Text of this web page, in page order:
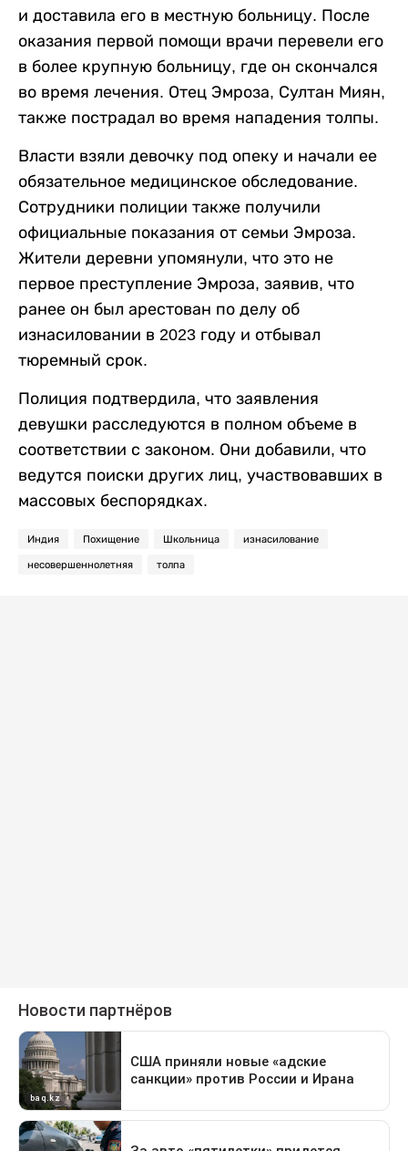
и доставила его в местную больницу. После
оказания первой помощи врачи перевели его
в более крупную больницу, где он скончался
во время лечения. Отец Эмроза, Султан Миян,
также пострадал во время нападения толпы.
Власти взяли девочку под опеку и начали ее
обязательное медицинское обследование.
Сотрудники полиции также получили
официальные показания от семьи Эмроза.
Жители деревни упомянули, что это не
первое преступление Эмроза, заявив, что
ранее он был арестован по делу об
изнасиловании в 2023 году и отбывал
тюремный срок.
Полиция подтвердила, что заявления
девушки расследуются в полном объеме в
соответствии с законом. Они добавили, что
ведутся поиски других лиц, участвовавших в
массовых беспорядках.
Индия Похищение Школьница изнасилование
несовершеннолетняя толпа